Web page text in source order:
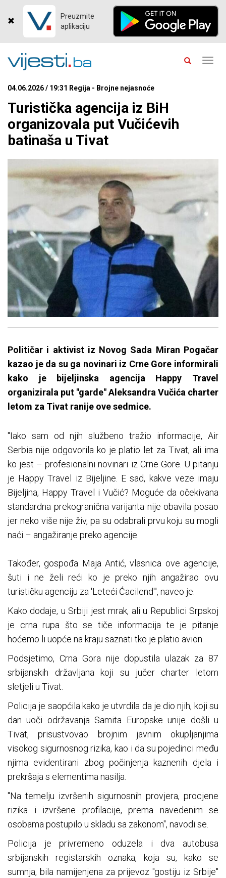
Preuzmite
aplikaciju
04.06.2026 / 19:31 Regija - Brojne nejasnoće
Turistička agencija iz BiH
organizovala put Vučićevih
batinaša u Tivat
Političar i aktivist iz Novog Sada Miran Pogačar
kazao je da su ga novinari iz Crne Gore informirali
kako je bijeljinska agencija Happy Travel
organizirala put "garde" Aleksandra Vučića charter
letom za Tivat ranije ove sedmice.
"Iako sam od njih službeno tražio informacije, Air
Serbia nije odgovorila ko je platio let za Tivat, ali ima
ko jest – profesionalni novinari iz Crne Gore. U pitanju
je Happy Travel iz Bijeljine. E sad, kakve veze imaju
Bijeljina, Happy Travel i Vučić? Moguće da očekivana
standardna prekogranična varijanta nije obavila posao
jer neko više nije živ, pa su odabrali prvu koju su mogli
naći – angažiranje preko agencije.
Također, gospođa Maja Antić, vlasnica ove agencije,
šuti i ne želi reći ko je preko njih angažirao ovu
turističku agenciju za 'Leteći Ćacilend'", naveo je.
Kako dodaje, u Srbiji jest mrak, ali u Republici Srpskoj
je crna rupa što se tiče informacija te je pitanje
hoćemo li uopće na kraju saznati tko je platio avion.
Podsjetimo, Crna Gora nije dopustila ulazak za 87
srbijanskih državljana koji su jučer charter letom
sletjeli u Tivat.
Policija je saopćila kako je utvrdila da je dio njih, koji su
dan uoči održavanja Samita Europske unije došli u
Tivat, prisustvovao brojnim javnim okupljanjima
visokog sigurnosnog rizika, kao i da su pojedinci među
njima evidentirani zbog počinjenja kaznenih djela i
prekršaja s elementima nasilja.
"Na temelju izvršenih sigurnosnih provjera, procjene
rizika i izvršene profilacije, prema navedenim se
osobama postupilo u skladu sa zakonom", navodi se.
Policija je privremeno oduzela i dva autobusa
srbijanskih registarskih oznaka, koja su, kako se
sumnja, bila namijenjena za prijevoz "gostiju iz Srbije"